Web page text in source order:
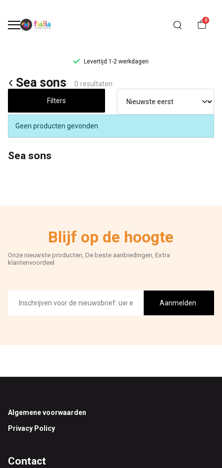
0
Levertijd 1-2 werkdagen
Sea
FiaLia
Kinderkleding
Sea sons 0 resultaten
Filters
Geen producten gevonden
Sea sons
Blijf op de hoogte
Onze nieuwste producten, De beste aanbiedingen, Extra
klantenvoordeel
mailadres
Aanmelden
Footer
Algemene voorwaarden
Privacy Policy
Contact